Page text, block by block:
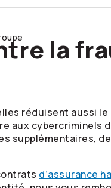
la
réduisent aussi
aux cybercriminels
supplémentaires,
d’assurance